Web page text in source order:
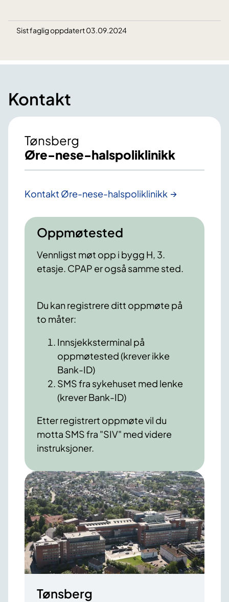
Sist faglig oppdatert 03.09.2024
Kontakt
Tønsberg
Øre-nese-halspoliklinikk
Kontakt Øre-nese-halspoliklinikk
Oppmøtested
Vennligst møt opp i bygg H, 3.
etasje. CPAP er også samme sted.
Du kan registrere ditt oppmøte på
to måter:
Innsjekksterminal på
oppmøtested (krever ikke
Bank-ID)
SMS fra sykehuset med lenke
(krever Bank-ID)
Etter registrert oppmøte vil du
motta SMS fra "SIV" med videre
instruksjoner.
Tønsberg